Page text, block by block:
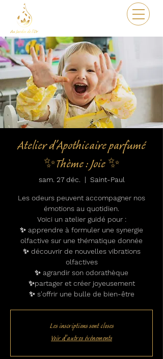
Atelier d'Apothicaire parfumé
✨Thème : Joie ✨
sam. 27 déc.
  |
Saint-Paul
Les odeurs peuvent accompagner nos
émotions au quotidien.
Voici un atelier guidé pour :
✨ apprendre à formuler une synergie
olfactive sur une thématique donnée
✨ découvrir de nouvelles vibrations
olfactives
✨ agrandir son odorathèque
✨partager et créer joyeusement
Les inscriptions sont closes
Voir d'autres événements